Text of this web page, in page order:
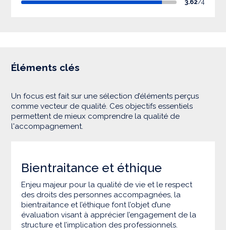
3.62/4
Éléments clés
Un focus est fait sur une sélection d’éléments perçus
comme vecteur de qualité. Ces objectifs essentiels
permettent de mieux comprendre la qualité de
l'accompagnement.
Bientraitance et éthique
Enjeu majeur pour la qualité de vie et le respect
des droits des personnes accompagnées, la
bientraitance et l’éthique font l’objet d’une
évaluation visant à apprécier l’engagement de la
structure et l’implication des professionnels.